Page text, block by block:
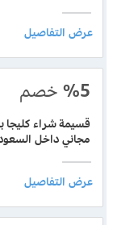
%5 خصم
مجاني داخل